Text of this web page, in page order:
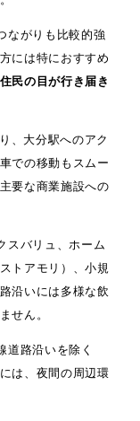
ながりも比較的強
には特におすすめ
民の目が行き届き
、大分駅へのアク
での移動もスムー
要な商業施設への
スバリュ、ホーム
トアモリ）、小規
沿いには多様な飲
せん。
道路沿いを除く
は、夜間の周辺環